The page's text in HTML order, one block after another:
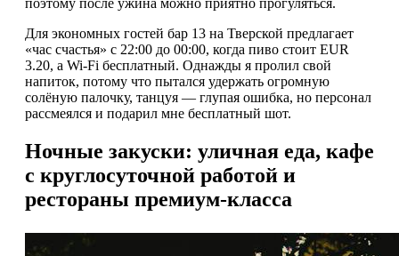
поэтому после ужина можно приятно прогуляться.
Для экономных гостей бар 13 на Тверской предлагает
«час счастья» с 22:00 до 00:00, когда пиво стоит EUR
3.20, а Wi-Fi бесплатный. Однажды я пролил свой
напиток, потому что пытался удержать огромную
солёную палочку, танцуя — глупая ошибка, но персонал
рассмеялся и подарил мне бесплатный шот.
Ночные закуски: уличная еда, кафе
с круглосуточной работой и
рестораны премиум-класса